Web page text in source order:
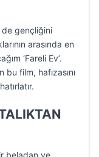
de gençliğini
arasında en
‘Fareli Ev’.
bu film, hafızasını
beladan ve